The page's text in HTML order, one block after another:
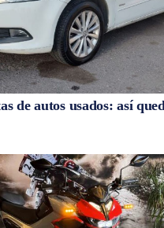
de autos usados: así